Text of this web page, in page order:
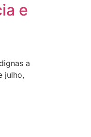
e
a
julho,